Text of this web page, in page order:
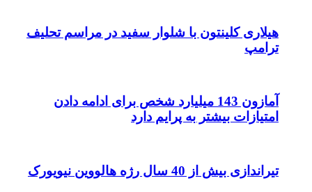
هیلاری کلینتون با شلوار سفید در مراسم تحلیف
ترامپ
آمازون 143 میلیارد شخص برای ادامه دادن
امتیازات بیشتر به پرایم دارد
تیراندازی بیش از 40 سال رژه هالووین نیویورک